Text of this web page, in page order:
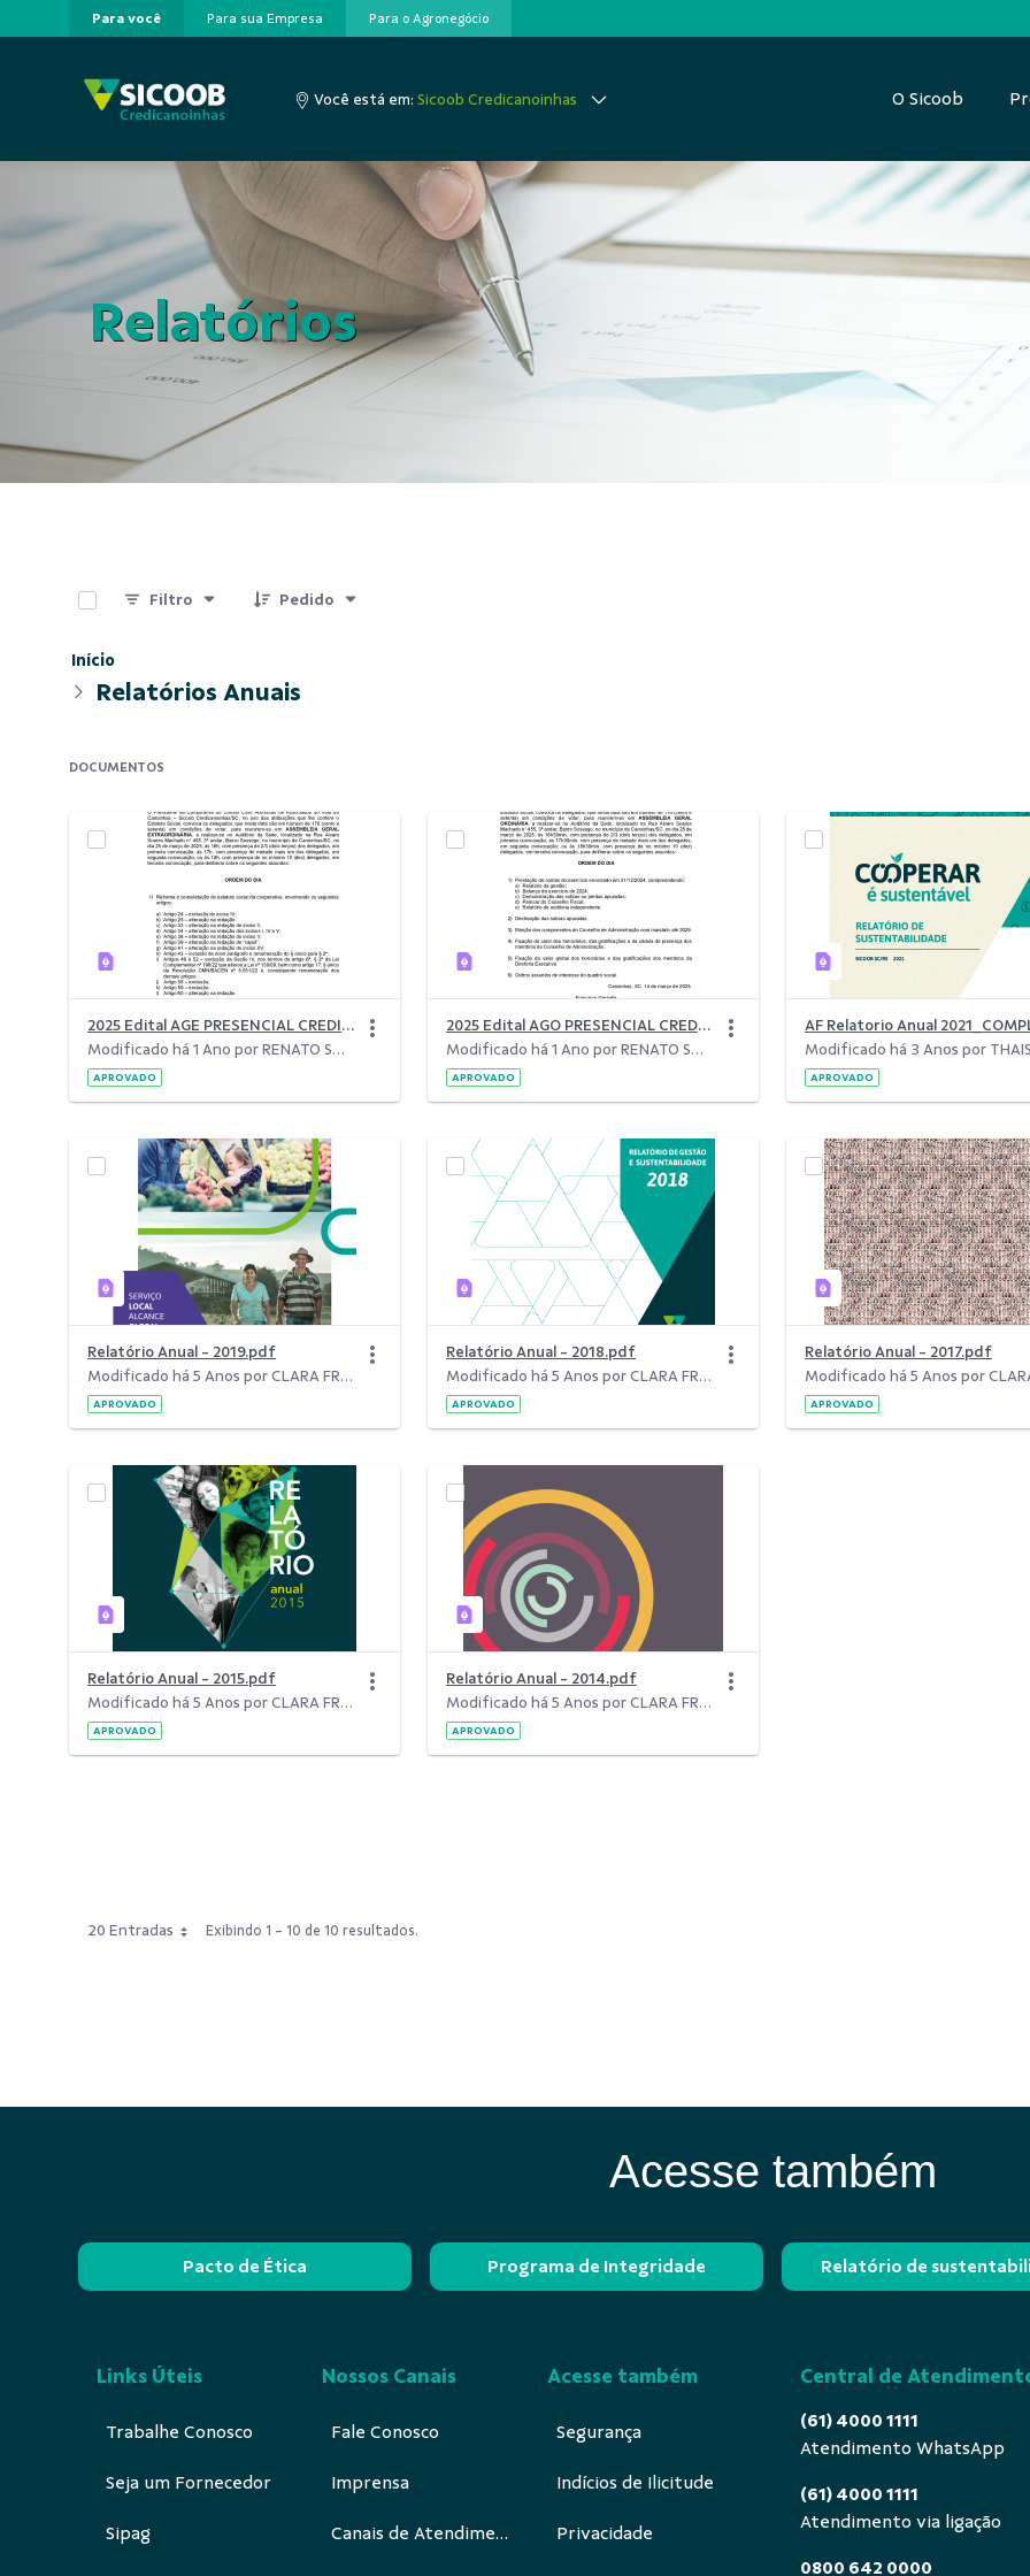
Pular para o Conteúdo principal
Para você Para sua Empresa Para o Agronegócio
Você está em: Sicoob Credicanoinhas O Sicoob
Relatórios
Filtro Pedido
Início
Relatórios Anuais
DOCUMENTOS
2025 Edital AGE PRESENCIAL CREDICANOINHAS (1).pdf
Modificado há 1 Ano por RENATO SCHUTZ JUNIOR.
APROVADO
2025 Edital AGO PRESENCIAL CREDICANOINHAS - sem políticas (2).pdf
Modificado há 1 Ano por RENATO SCHUTZ JUNIOR.
APROVADO
AF Relatorio Anual
APROVADO
Relatório Anual - 2019.pdf
Modificado há 5 Anos por CLARA FREITAS DA SILVA.
APROVADO
Relatório Anual - 2018.pdf
Modificado há 5 Anos por CLARA FREITAS DA SILVA.
APROVADO
Relatório Anual - 2017.pdf
APROVADO
Relatório Anual - 2015.pdf
Modificado há 5 Anos por CLARA FREITAS DA SILVA.
APROVADO
Relatório Anual - 2014.pdf
Modificado há 5 Anos por CLARA FREITAS DA SILVA.
APROVADO
20 Entradas Exibindo 1 - 10 de 10 resultados.
Acesse também
Pacto de Ética Programa de Integridade Relatório de
Links Úteis
Trabalhe Conosco
Seja um Fornecedor
Sipag
Nossos Canais
Fale Conosco
Imprensa
Canais de Atendimento
Acesse também
Segurança
Indícios de Ilicitude
Privacidade
Central de
(61) 4000 1111
Atendimento WhatsApp
(61) 4000 1111
Atendimento via ligação
0800 642 0000